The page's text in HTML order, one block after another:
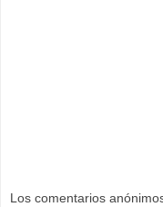
Los comentarios